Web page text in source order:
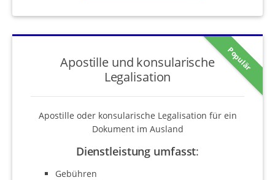
Populär
Apostille und konsularische
Legalisation
Apostille oder konsularische Legalisation für ein
Dokument im Ausland
Dienstleistung umfasst:
Gebühren